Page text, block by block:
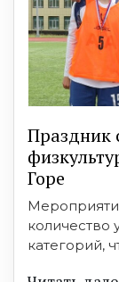
Праздник
Горе
количество
категорий,